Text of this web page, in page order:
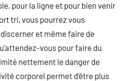
pour la ligne et pour bien venir
tri, vous pourrez vous
et même faire de
vous pour faire du
nettement le danger de
corporel permet d’être plus